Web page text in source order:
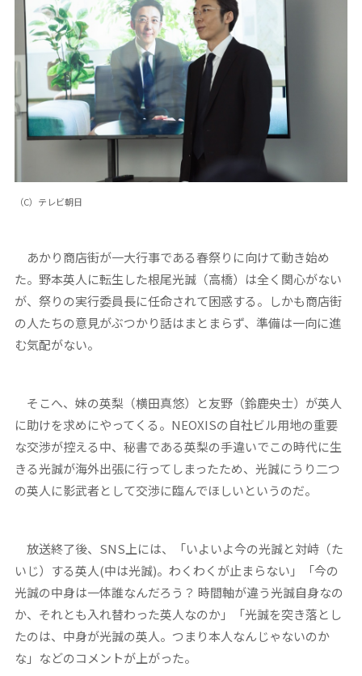
（C）テレビ朝日
あかり商店街が一大行事である春祭りに向けて動き始め
た。野本英人に転生した根尾光誠（高橋）は全く関心がない
が、祭りの実行委員長に任命されて困惑する。しかも商店街
の人たちの意見がぶつかり話はまとまらず、準備は一向に進
む気配がない。
そこへ、妹の英梨（横田真悠）と友野（鈴鹿央士）が英人
に助けを求めにやってくる。NEOXISの自社ビル用地の重要
な交渉が控える中、秘書である英梨の手違いでこの時代に生
きる光誠が海外出張に行ってしまったため、光誠にうり二つ
の英人に影武者として交渉に臨んでほしいというのだ。
放送終了後、SNS上には、「いよいよ今の光誠と対峙（た
いじ）する英人(中は光誠)。わくわくが止まらない」「今の
光誠の中身は一体誰なんだろう？ 時間軸が違う光誠自身なの
か、それとも入れ替わった英人なのか」「光誠を突き落とし
たのは、中身が光誠の英人。つまり本人なんじゃないのか
な」などのコメントが上がった。